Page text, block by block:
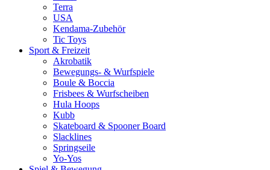
Terra
USA
Kendama-Zubehör
Tic Toys
Sport & Freizeit
Akrobatik
Bewegungs- & Wurfspiele
Boule & Boccia
Frisbees & Wurfscheiben
Hula Hoops
Kubb
Skateboard & Spooner Board
Slacklines
Springseile
Yo-Yos